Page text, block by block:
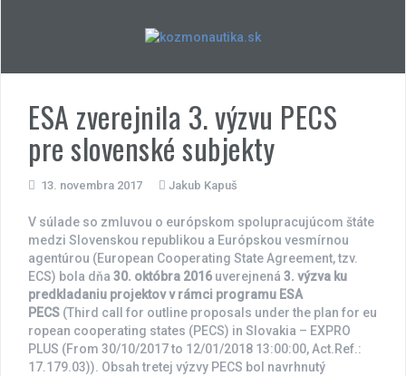
ESA zverejnila 3. výzvu PECS
pre slovenské subjekty
13. novembra 2017 Jakub Kapuš
V súlade so zmluvou o európskom spolupracujúcom štáte
medzi Slovenskou republikou a Európskou vesmírnou
agentúrou (European Cooperating State Agreement, tzv.
ECS) bola dňa 30. októbra 2016 uverejnená 3. výzva ku
predkladaniu projektov v rámci programu ESA
PECS (Third call for outline proposals under the plan for eu
ropean cooperating states (PECS) in Slovakia – EXPRO
PLUS (From 30/10/2017 to 12/01/2018 13:00:00, Act.Ref.:
17.179.03)). Obsah tretej výzvy PECS bol navrhnutý